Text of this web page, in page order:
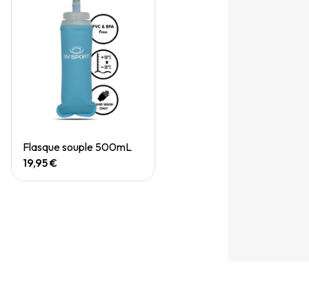
Quick View
Flasque souple 500mL
19,95 €